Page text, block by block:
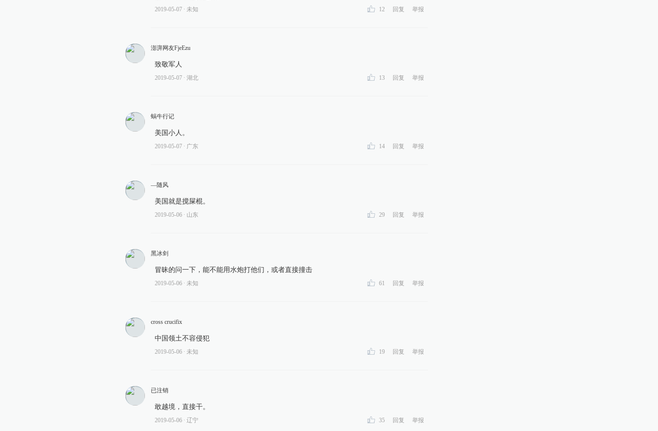
2019-05-07 ∙ 未知 12 回复 举报
澎湃网友FjeEzu
致敬军人
2019-05-07 ∙ 湖北 13 回复 举报
蜗牛行记
美国小人。
2019-05-07 ∙ 广东 14 回复 举报
—随风
美国就是搅屎棍。
2019-05-06 ∙ 山东 29 回复 举报
黑冰剑
冒昧的问一下，能不能用水炮打他们，或者直接撞击
2019-05-06 ∙ 未知 61 回复 举报
cross crucifix
中国领土不容侵犯
2019-05-06 ∙ 未知 19 回复 举报
已注销
敢越境，直接干。
2019-05-06 ∙ 辽宁 35 回复 举报